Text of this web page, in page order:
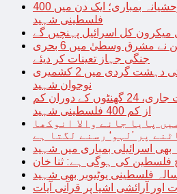
غزہ پر اسرائیل کی وحشیانہ بمباری؛ ایک دن میں 400
فلسطینی شہید
میکرون کل اسرائیل پہنچیں گے
اسرائیل حماس کشیدگی چین نے مشرق وسطیٰ میں 6 بحری
جنگی جہاز تعینات کر دیئے
بھارتی فوج کی ریاستی دہشت گردی میں 2 کشمیری
نوجوان شہید
اسرائیل کی غزہ پر جارحیت جاری، 24 گھنٹوں کے دوران کم
از کم 400 فلسطینی شہید
پایا جانے والا انوکھا
پر ’لہو‘ رسنے لگتا ہے
اسرائیلی بمباری میں شہید
فلسطین کی ہوگی ہے: ثنا خان
آرائشی اشیا پر قرآنی آیات